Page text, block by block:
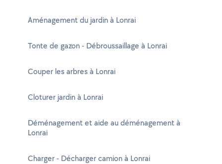
Aménagement du jardin à Lonrai
Tonte de gazon - Débroussaillage à Lonrai
Couper les arbres à Lonrai
Cloturer jardin à Lonrai
Déménagement et aide au déménagement à
Lonrai
Charger - Décharger camion à Lonrai